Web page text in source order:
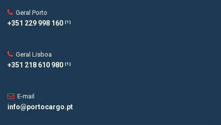
Geral Porto
+351 229 998 160 ⁽¹⁾
Geral Lisboa
+351 218 610 980 ⁽¹⁾
E-mail
info@portocargo.pt